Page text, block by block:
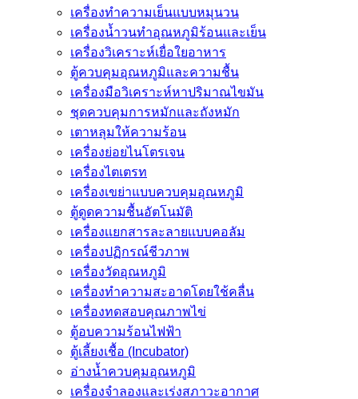
เครื่องทำความเย็นแบบหมุนวน
เครื่องน้ำวนทำอุณหภูมิร้อนและเย็น
เครื่องวิเคราะห์เยื่อใยอาหาร
ตู้ควบคุมอุณหภูมิและความชื้น
เครื่องมือวิเคราะห์หาปริมาณไขมัน
ชุดควบคุมการหมักและถังหมัก
เตาหลุมให้ความร้อน
เครื่องย่อยไนโตรเจน
เครื่องไตเตรท
เครื่องเขย่าแบบควบคุมอุณหภูมิ
ตู้ดูดความชื้นอัตโนมัติ
เครื่องเเยกสารละลายเเบบคอลัม
เครื่องปฏิกรณ์ชีวภาพ
เครื่องวัดอุณหภูมิ
เครื่องทำความสะอาดโดยใช้คลื่น
เครื่องทดสอบคุณภาพไข่
ตู้อบความร้อนไฟฟ้า
ตู้เลี้ยงเชื้อ (Incubator)
อ่างน้ำควบคุมอุณหภูมิ
เครื่องจำลองและเร่งสภาวะอากาศ